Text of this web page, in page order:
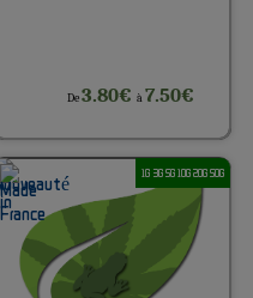
De3.80€ à7.50€
1G 3G 5G 10G 20G 50G